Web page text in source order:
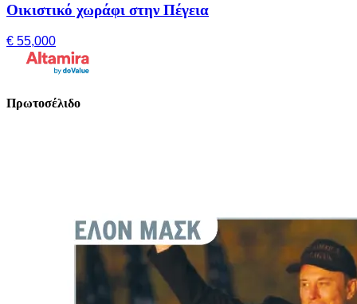
Οικιστικό χωράφι στην Πέγεια
€ 55,000
Πρωτοσέλιδο